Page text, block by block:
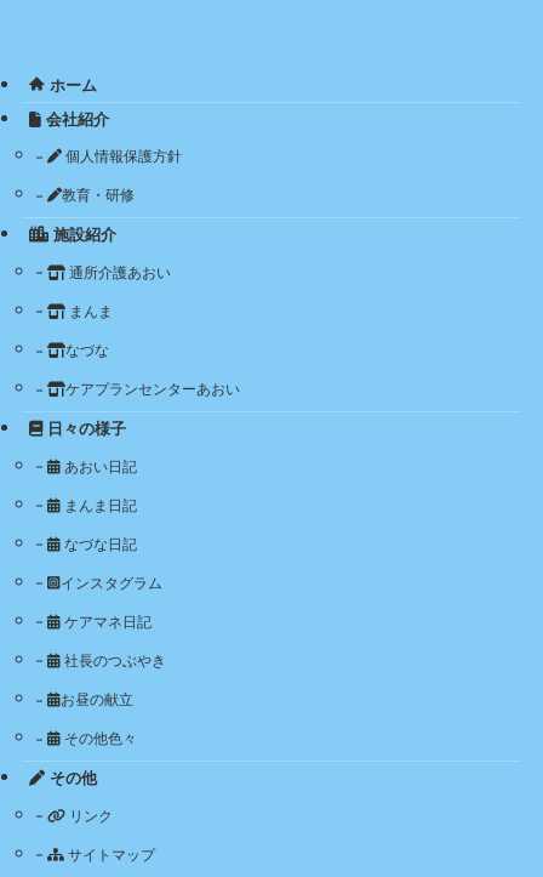
ホーム
会社紹介
個人情報保護方針
教育・研修
施設紹介
通所介護あおい
まんま
なづな
ケアプランセンターあおい
日々の様子
あおい日記
まんま日記
なづな日記
インスタグラム
ケアマネ日記
社長のつぶやき
お昼の献立
その他色々
その他
リンク
サイトマップ